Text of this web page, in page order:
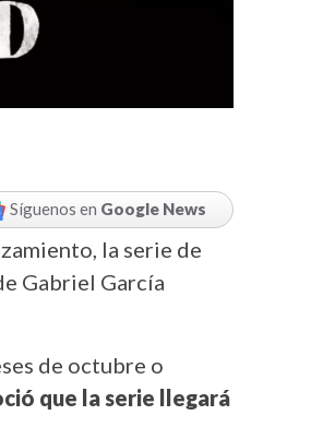
Síguenos en Google News
la serie de
Gabriel García
de octubre o
que la serie llegará